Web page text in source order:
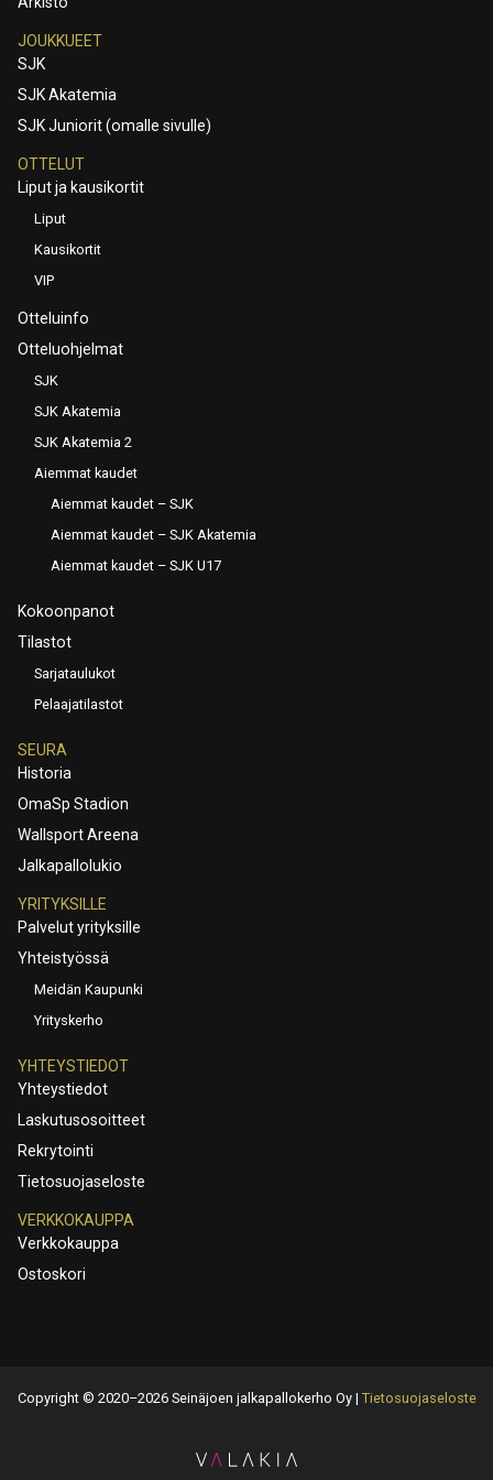
JOUKKUEET
SJK
SJK Akatemia
SJK Juniorit (omalle sivulle)
OTTELUT
Liput ja kausikortit
Liput
Kausikortit
VIP
Otteluinfo
Otteluohjelmat
SJK
SJK Akatemia
SJK Akatemia 2
Aiemmat kaudet
Aiemmat kaudet – SJK
Aiemmat kaudet – SJK Akatemia
Aiemmat kaudet – SJK U17
Kokoonpanot
Tilastot
Sarjataulukot
Pelaajatilastot
SEURA
Historia
OmaSp Stadion
Wallsport Areena
Jalkapallolukio
YRITYKSILLE
Palvelut yrityksille
Yhteistyössä
Meidän Kaupunki
Yrityskerho
YHTEYSTIEDOT
Yhteystiedot
Laskutusosoitteet
Rekrytointi
Tietosuojaseloste
VERKKOKAUPPA
Verkkokauppa
Ostoskori
Copyright © 2020–2026 Seinäjoen jalkapallokerho Oy | Tietosuojaseloste